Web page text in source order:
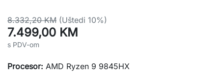
8.332,20 KM (Uštedi 10%)
7.499,00 KM
s PDV-om
Procesor: AMD Ryzen 9 9845HX